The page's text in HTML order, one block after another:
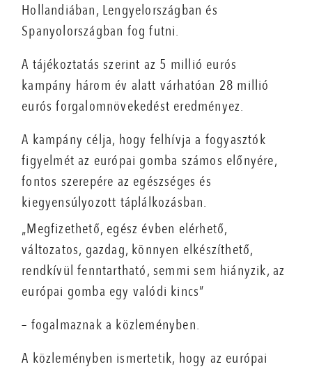
Hollandiában, Lengyelországban és
Spanyolországban fog futni.
A tájékoztatás szerint az 5 millió eurós
kampány három év alatt várhatóan 28 millió
eurós forgalomnövekedést eredményez.
A kampány célja, hogy felhívja a fogyasztók
figyelmét az európai gomba számos előnyére,
fontos szerepére az egészséges és
kiegyensúlyozott táplálkozásban.
„Megfizethető, egész évben elérhető,
változatos, gazdag, könnyen elkészíthető,
rendkívül fenntartható, semmi sem hiányzik, az
európai gomba egy valódi kincs”
– fogalmaznak a közleményben.
A közleményben ismertetik, hogy az európai